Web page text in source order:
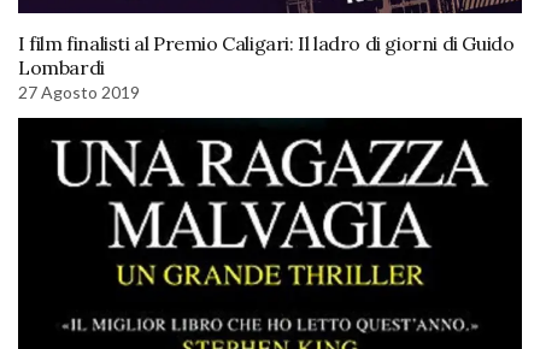
I film finalisti al Premio Caligari: Il ladro di giorni di Guido
Lombardi
27 Agosto 2019